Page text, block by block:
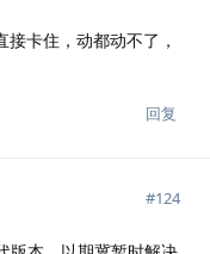
卡住，动都动不了，
回复
#124